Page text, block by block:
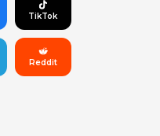
TikTok
Reddit